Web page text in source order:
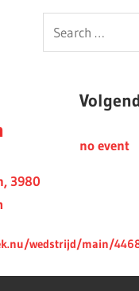
Looise
Search
for:
3980
wedstrijd/main/
no event